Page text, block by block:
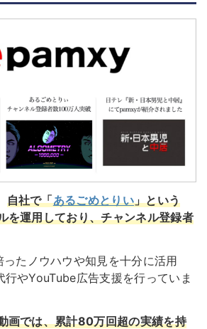
自社で「あるごめとりい」という
を運用しており、チャンネル登録者
たノウハウや知見を十分に活用
行やYouTube広告支援を行っていま
画では、累計80万回超の実績を持